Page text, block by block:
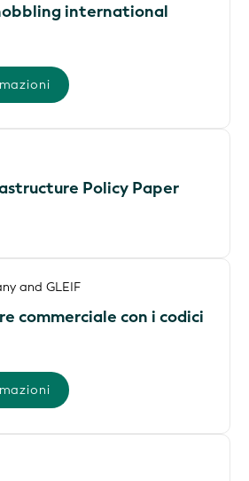
international
Policy Paper
and GLEIF
commerciale con i codici